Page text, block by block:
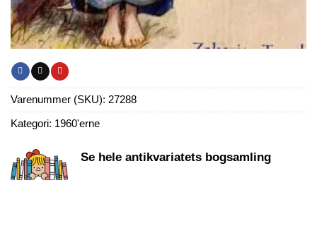
Varenummer (SKU): 27288
Kategori: 1960'erne
Se hele antikvariatets bogsamling